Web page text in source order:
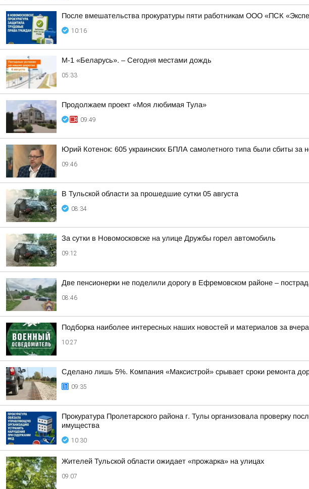
После вмешательства прокуратуры пяти работникам ООО «ПСК
10:16
М-1 «Беларусь». – Сегодня местами дождь
05:33
Продолжаем проект «Моя любимая Тула»
09:49
Юрий Котенок: 605 украинских БПЛА самолетного типа были сбиты
09:46
В Тульской области за прошедшие сутки 05 августа
08:34
За сутки в Новомосковске на улице Дружбы горел автомобиль
09:12
Две пенсионерки не поделили дорогу в Ефремовском районе –
08:46
Подборка наиболее интересных наших новостей и материалов за
10:27
Сделано лишь 5%. Компания «Максистрой» срывает сроки ремонта
09:35
Прокуратура Пролетарского района г. Тулы организовала проверку
имущества
10:30
Жителей Тульской области ожидает «прожарка» на улицах
09:07